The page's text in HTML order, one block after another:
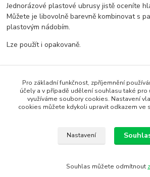
Jednorázové plastové ubrusy jistě oceníte
Můžete je libovolně barevně kombinovat s
plastovým nádobím.
Lze použít i opakovaně.
Zboží zařazeno v kategoriích
Ubrusy a prostírání
Pro základní funkčnost, zpříjemnění
účely a v případě udělení souhlasu také pro
využíváme soubory cookies. Nastavení
cookies můžete kdykoli upravit odkazem ve
Nastavení
Souhlas můžete odmítnout